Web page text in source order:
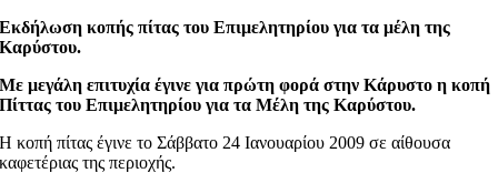
Εκδήλωση κοπής πίτας του Επιμελητηρίου για τα μέλη της
Καρύστου.
Με μεγάλη επιτυχία έγινε για πρώτη φορά στην Κάρυστο η κοπή
Πίττας του Επιμελητηρίου για τα Μέλη της Καρύστου.
Η κοπή πίτας έγινε το Σάββατο 24 Ιανουαρίου 2009 σε αίθουσα
καφετέριας της περιοχής.